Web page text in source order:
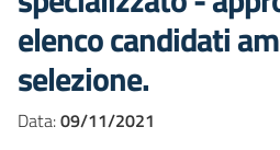
elenco candidati
selezione.
Data:09/11/2021